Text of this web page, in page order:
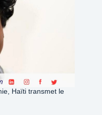
Haïti transmet le